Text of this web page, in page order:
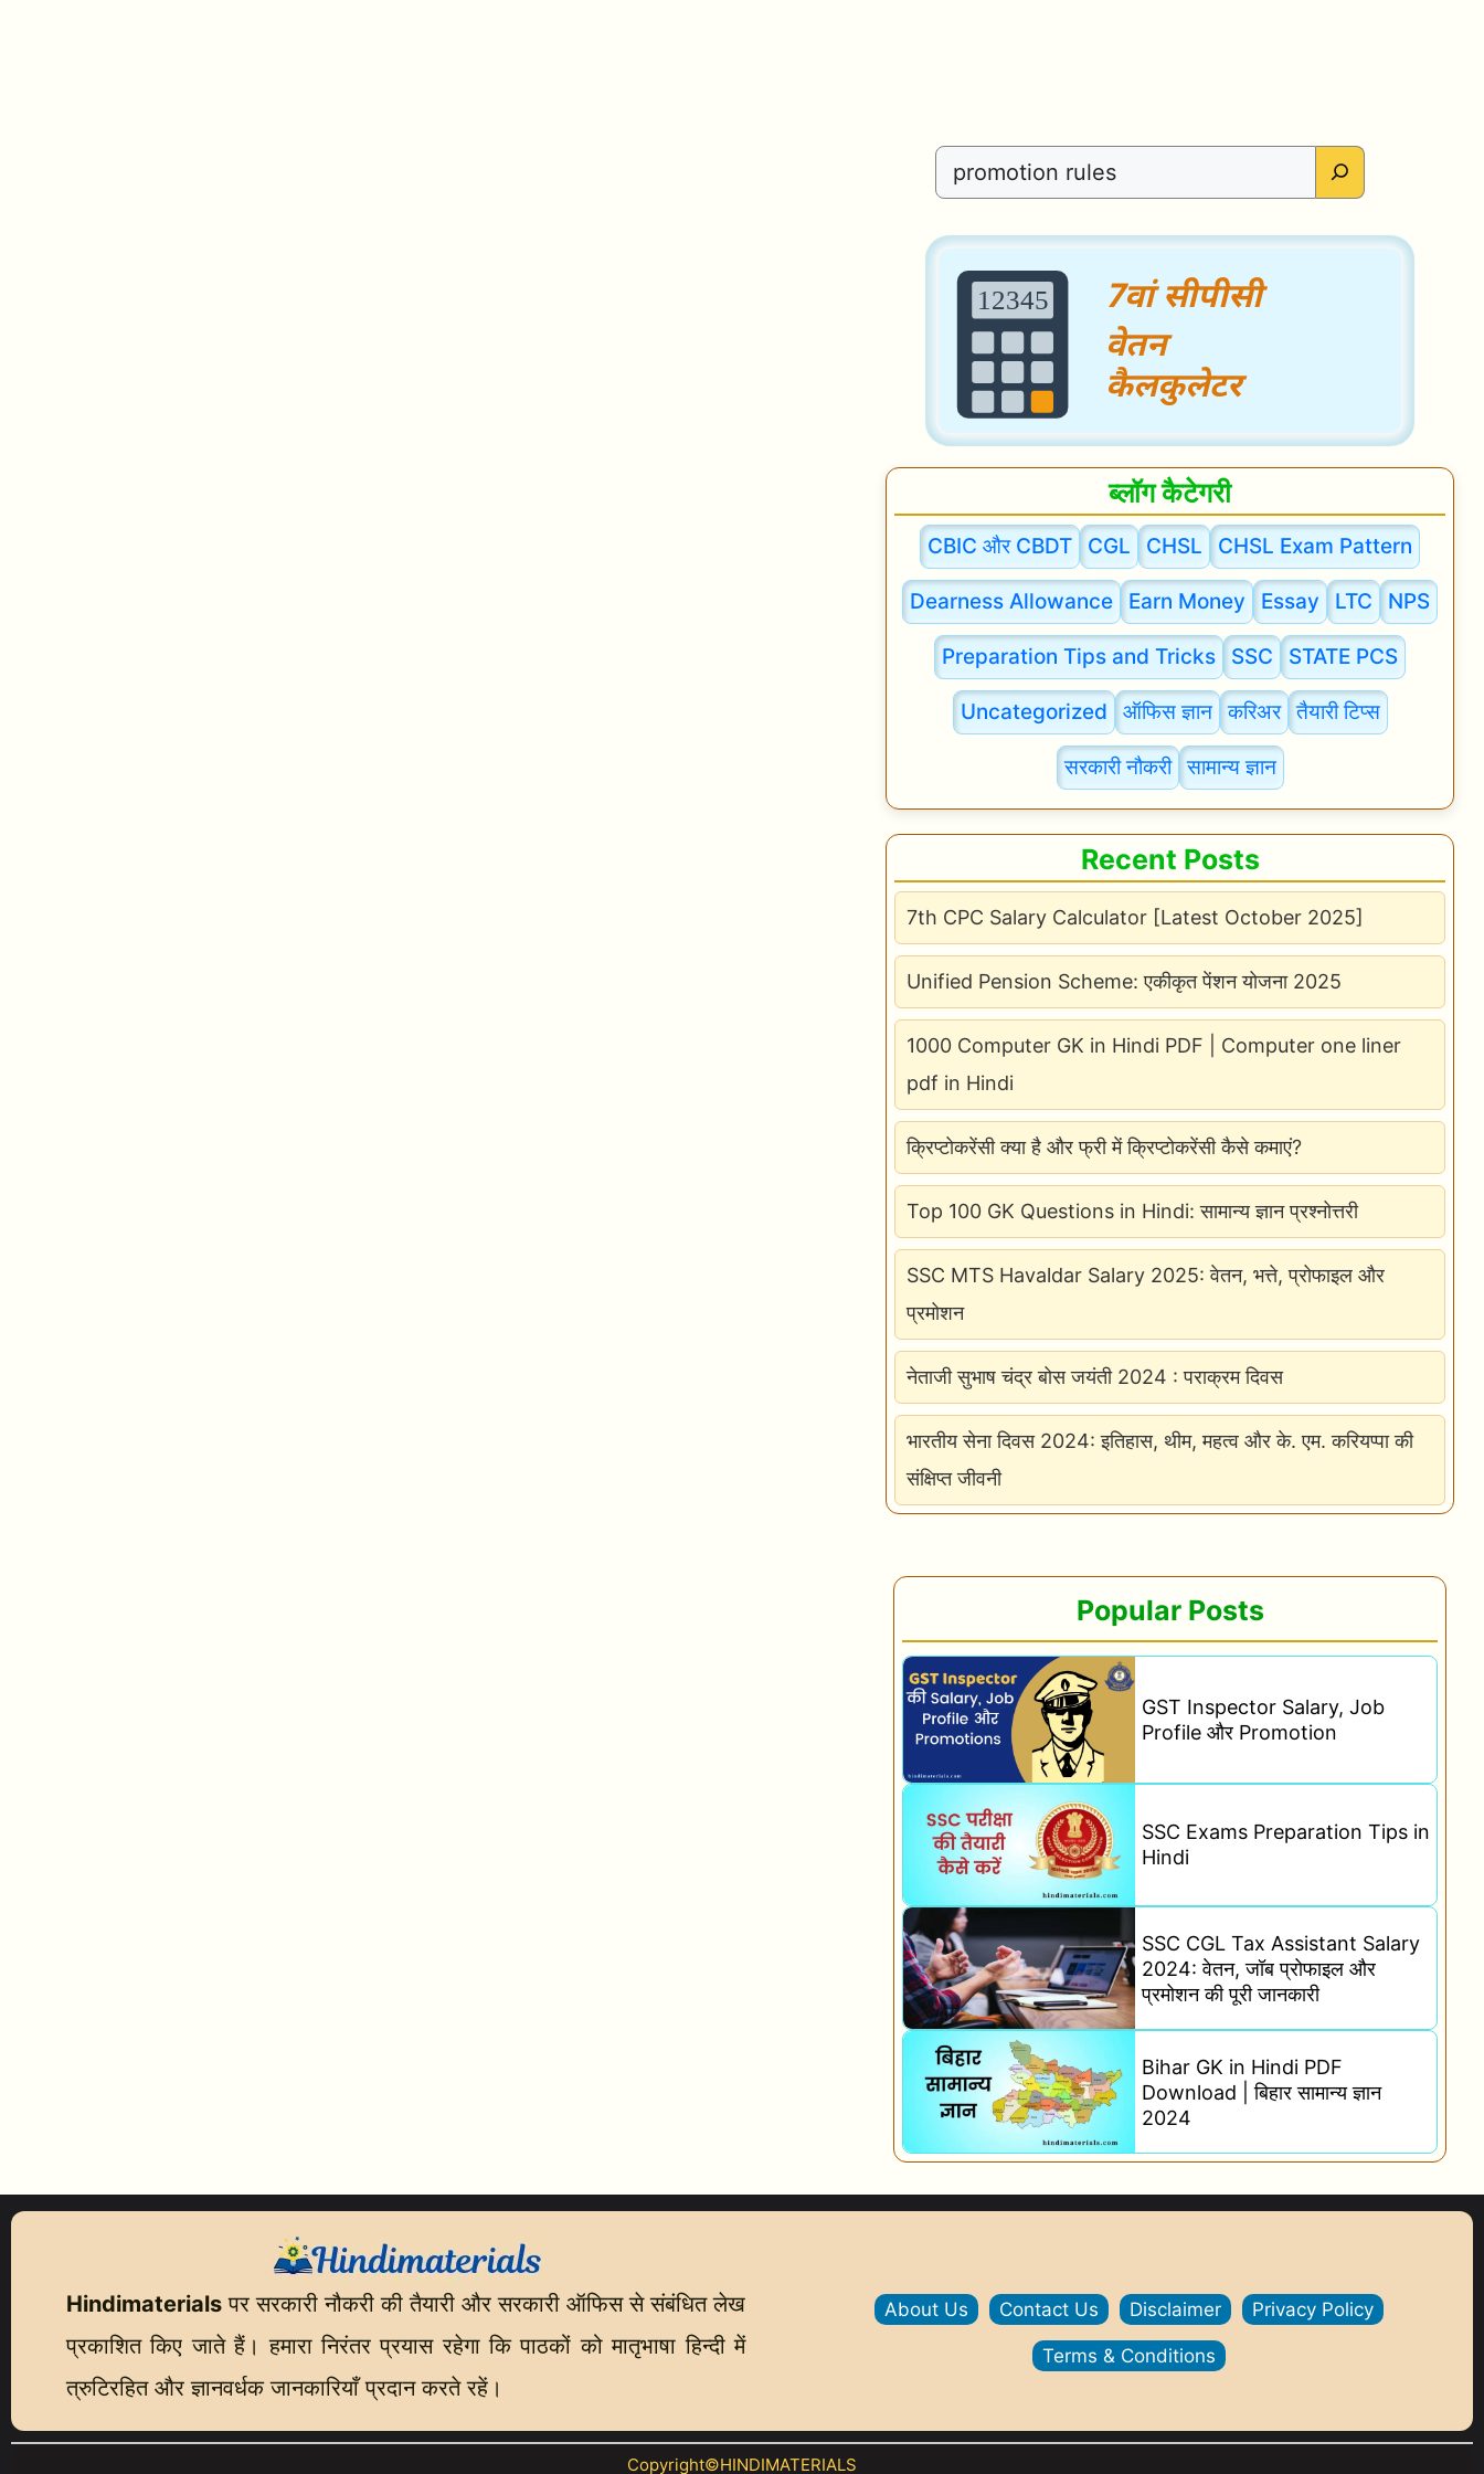
Search
ब्लॉग कैटेगरी
CBIC और CBDT CGL CHSL CHSL Exam Pattern
Dearness Allowance Earn Money Essay LTC NPS
Preparation Tips and Tricks SSC STATE PCS
Uncategorized ऑफिस ज्ञान करिअर तैयारी टिप्स
सरकारी नौकरी सामान्य ज्ञान
Recent Posts
7th CPC Salary Calculator [Latest October 2025]
Unified Pension Scheme: एकीकृत पेंशन योजना 2025
1000 Computer GK in Hindi PDF | Computer one liner
pdf in Hindi
क्रिप्टोकरेंसी क्या है और फ्री में क्रिप्टोकरेंसी कैसे कमाएं?
Top 100 GK Questions in Hindi: सामान्य ज्ञान प्रश्नोत्तरी
SSC MTS Havaldar Salary 2025: वेतन, भत्ते, प्रोफाइल और
प्रमोशन
नेताजी सुभाष चंद्र बोस जयंती 2024 : पराक्रम दिवस
भारतीय सेना दिवस 2024: इतिहास, थीम, महत्व और के. एम. करियप्पा की
संक्षिप्त जीवनी
Popular Posts
GST Inspector Salary, Job
Profile और Promotion
SSC Exams Preparation Tips in
Hindi
SSC CGL Tax Assistant Salary
2024: वेतन, जॉब प्रोफाइल और
प्रमोशन की पूरी जानकारी
Bihar GK in Hindi PDF
Download | बिहार सामान्य ज्ञान
2024
Hindimaterials पर सरकारी नौकरी की तैयारी और सरकारी ऑफिस से संबंधित लेख
प्रकाशित किए जाते हैं। हमारा निरंतर प्रयास रहेगा कि पाठकों को मातृभाषा हिन्दी में
त्रुटिरहित और ज्ञानवर्धक जानकारियाँ प्रदान करते रहें।
About Us Contact Us Disclaimer Privacy Policy
Terms & Conditions
Copyright©HINDIMATERIALS